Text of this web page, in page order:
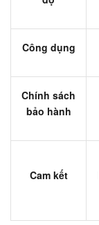
Công dụng
Chính sách
bảo hành
Cam kết